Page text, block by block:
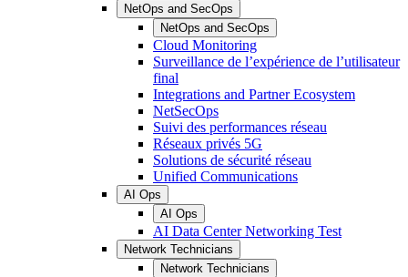
NetOps and SecOps
NetOps and SecOps
Cloud Monitoring
Surveillance de l’expérience de l’utilisateur
final
Integrations and Partner Ecosystem
NetSecOps
Suivi des performances réseau
Réseaux privés 5G
Solutions de sécurité réseau
Unified Communications
AI Ops
AI Ops
AI Data Center Networking Test
Network Technicians
Network Technicians